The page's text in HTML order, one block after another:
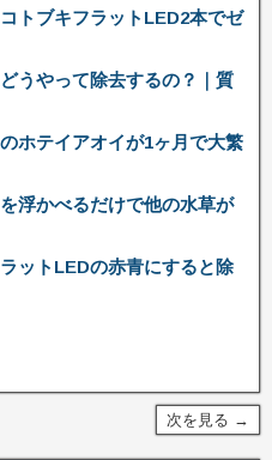
トブキフラットLED2本でゼ
うやって除去するの？｜質
ホテイアオイが1ヶ月で大繁
浮かべるだけで他の水草が
ットLEDの赤青にすると除
次を見る →